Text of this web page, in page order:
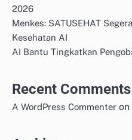
2026
Menkes: SATUSEHAT
Kesehatan AI
AI Bantu Tingkatkan
Recent Comments
A WordPress Commenter on